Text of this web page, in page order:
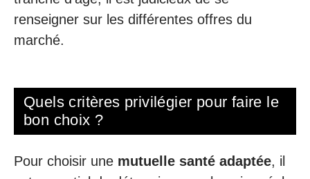
renseigner sur les différentes offres du
marché.
Quels critères privilégier pour faire le
bon choix ?
Pour choisir une mutuelle santé adaptée, il